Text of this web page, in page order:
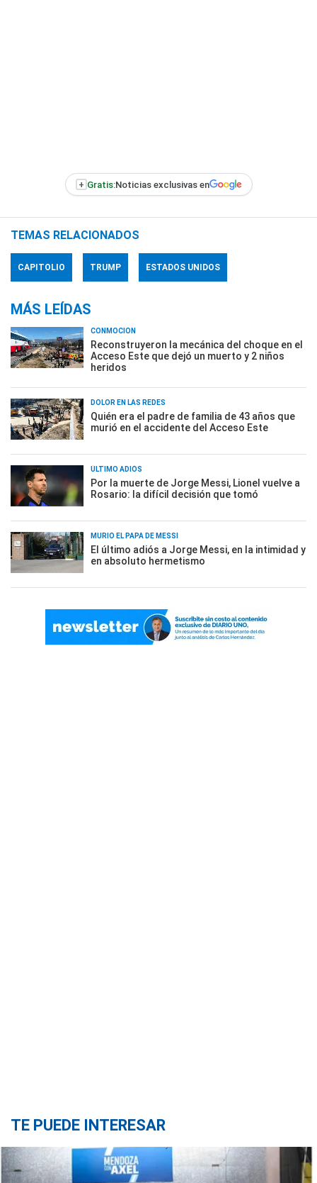
+ Gratis:Noticias exclusivas en
TEMAS RELACIONADOS
CAPITOLIO TRUMP ESTADOS UNIDOS
MÁS LEÍDAS
CONMOCIÓN
Reconstruyeron la mecánica del choque en el
Acceso Este que dejó un muerto y 2 niños
heridos
DOLOR EN LAS REDES
Quién era el padre de familia de 43 años que
murió en el accidente del Acceso Este
ÚLTIMO ADIÓS
Por la muerte de Jorge Messi, Lionel vuelve a
Rosario: la difícil decisión que tomó
MURIÓ EL PAPÁ DE MESSI
El último adiós a Jorge Messi, en la intimidad y
en absoluto hermetismo
TE PUEDE INTERESAR